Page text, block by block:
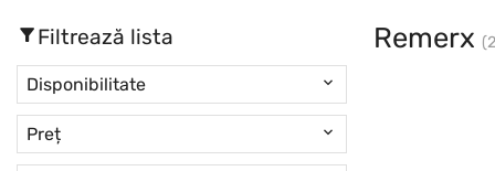
Filtrează lista
Disponibilitate
Preț
Remerx